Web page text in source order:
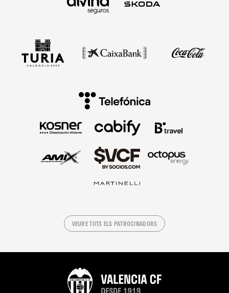
VEURE TOTS ELS PATROCINADORS